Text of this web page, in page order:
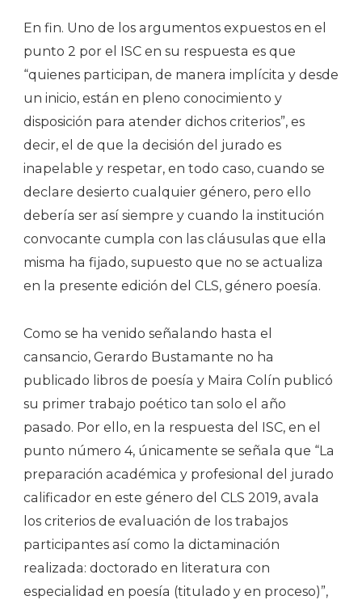
En fin. Uno de los argumentos expuestos en el
punto 2 por el ISC en su respuesta es que
“quienes participan, de manera implícita y desde
un inicio, están en pleno conocimiento y
disposición para atender dichos criterios”, es
decir, el de que la decisión del jurado es
inapelable y respetar, en todo caso, cuando se
declare desierto cualquier género, pero ello
debería ser así siempre y cuando la institución
convocante cumpla con las cláusulas que ella
misma ha fijado, supuesto que no se actualiza
en la presente edición del CLS, género poesía.
Como se ha venido señalando hasta el
cansancio, Gerardo Bustamante no ha
publicado libros de poesía y Maira Colín publicó
su primer trabajo poético tan solo el año
pasado. Por ello, en la respuesta del ISC, en el
punto número 4, únicamente se señala que “La
preparación académica y profesional del jurado
calificador en este género del CLS 2019, avala
los criterios de evaluación de los trabajos
participantes así como la dictaminación
realizada: doctorado en literatura con
especialidad en poesía (titulado y en proceso)”,